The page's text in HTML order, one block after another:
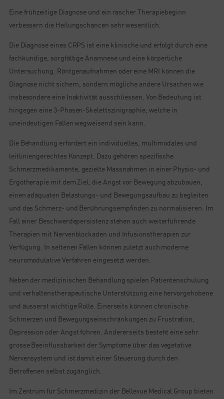
Eine frühzeitige Diagnose und ein rascher Therapiebeginn
verbessern die Heilungschancen sehr wesentlich.
Die Diagnose eines CRPS ist eine klinische und erfolgt durch eine
fachkundige, sorgfältige Anamnese und eine körperliche
Untersuchung. Röntgenaufnahmen oder eine MRI können die
Diagnose nicht sichern, sondern mögliche andere Ursachen wie
insbesondere eine Inaktivität ausschliessen. Von Bedeutung ist
hingegen eine 3-Phasen-Skelettszinigraphie, welche in
uneindeutigen Fällen wegweisend sein kann.
Die Behandlung erfordert ein individuelles, multimodales und
leitliniengerechtes Konzept. Dazu gehören spezifische
Schmerzmedikamente, gezielte Massnahmen in einer Physio- und
Ergotherapie mit dem Ziel, die Angst vor Bewegung abzubauen,
einen adäquaten Belastungs- und Bewegungsaufbau zu begleiten
und das Schmerz- und Berührungsempfinden zu normalisieren. Im
Fall einer Beschwerdepersistenz stehen auch weiterführende
Therapien mit Nervenblockaden und Infusionstherapien zur
Verfügung. In seltenen Fällen können zuletzt auch moderne
neuromodulative Verfahren eingesetzt werden.
Neben der medizinischen Behandlung spielen Patientenschulung
und verhaltenstherapeutische Unterstützung eine hervorgehobene
und äusserst wichtige Rolle. Einerseits können chronische
Schmerzen und Bewegungseinschränkungen zu Frustration,
Depression oder Angst führen. Andererseits besteht eine sehr
grosse Beeinflussbarkeit der Symptome über das vegetative
Nervensystem und ist damit einer Steuerung durch den
Betroffenen selbst zugänglich.
Im Zentrum für Schmerzmedizin der Bellevue Medical Group bieten